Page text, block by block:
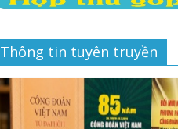
Thông tin tuyên truyền